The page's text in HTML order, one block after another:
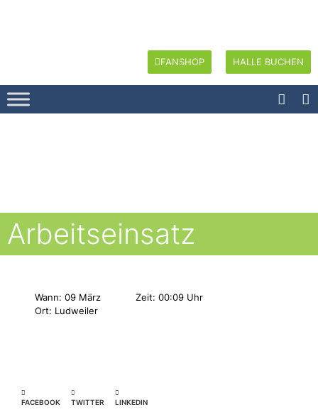
FANSHOP HALLE BUCHEN
Arbeitseinsatz
Wann: 09 März
Zeit: 00:09 Uhr
Ort: Ludweiler
FACEBOOK TWITTER LINKEDIN